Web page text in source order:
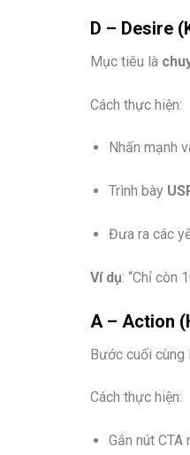
D – Desire
Mục tiêu là
Cách thực hiện:
Nhấn mạnh
Trình bày
Đưa ra các
Ví dụ: “Chỉ còn
A – Action
Bước cuối cùng
Cách thực hiện:
Gắn nút